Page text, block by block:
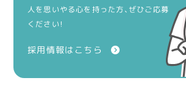
人を思いやる心を持った方、ぜひご応募
ください！
採用情報はこちら